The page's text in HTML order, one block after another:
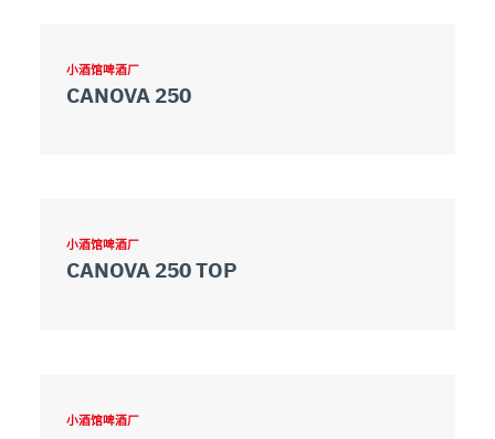
小酒馆啤酒厂
CANOVA 250
小酒馆啤酒厂
CANOVA 250 TOP
小酒馆啤酒厂